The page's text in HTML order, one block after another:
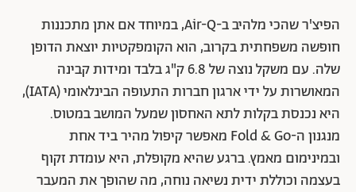
הפיצ'ר שהכי מלהיב ב-Air-Q, במיוחד אם אתן מתכננות
חופשה משפחתית בקרוב, הוא הקומפקטיות יוצאת הדופן
שלה. עם משקל נוצה של 6.8 ק"ג בלבד ומידות קבינה
המאושרות על ידי ארגון חברות התעופה הבינלאומי (IATA),
היא נכנסת בקלות לתא האחסון שמעל המושב במטוס.
מנגנון ה-Fold & Go מאפשר קיפול מהיר ביד אחת
ובמינימום מאמץ. ברגע שהיא מקופלת, היא עומדת זקוף
בעצמה וכוללת ידית נשיאה נוחה, מה שהופך את המעבר